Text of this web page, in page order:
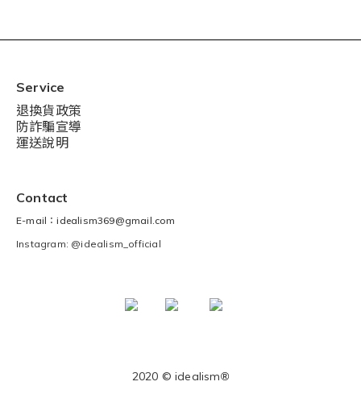
Service
退換貨政策
防詐騙宣導
運送說明
Contact
E-mail：idealism369@gmail.com
Instagram: @idealism_official
2020 © idealism®